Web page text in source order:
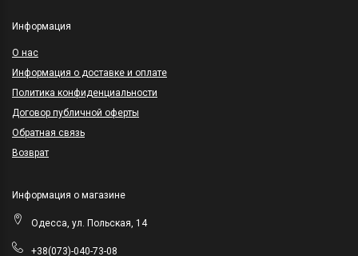
Информация
O нас
Информация о доставке и оплате
Политика конфиденциальности
Договор публичной оферты
Обратная связь
Возврат
Информация о магазине
Одесса, ул. Польская, 14
+38(073)-040-73-08